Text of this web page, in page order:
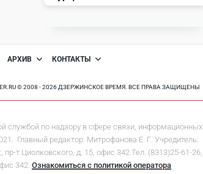
АРХИВ КОНТАКТЫ
© 2008 - 2026 ДЗЕРЖИНСКОЕ ВРЕМЯ. ВСЕ ПРАВА ЗАЩИЩЕНЫ
службой по надзору в сфере связи, информационных
Главный редактор: Митрофанова Е. Г. Учредитель:
т Циолковского, д. 15, офис 342 Тел. (8313)25-61-26,
342. Ознакомиться с политикой оператора